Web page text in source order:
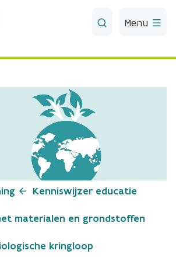
Menu
Kenniswijzer educatie
materialen en grondstoffen
kringloop